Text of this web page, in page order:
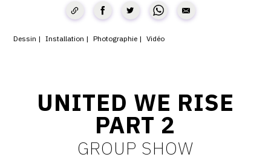
CONTACT
CGU
SUIVEZ-NOUS
Dessin Installation Photographie Vidéo
UNITED WE RISE
PART 2
GROUP SHOW